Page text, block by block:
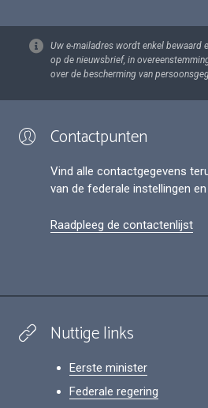
Uw e-mailadres wordt enkel bewaard
op de nieuwsbrief, in
over de bescherming van
Contactpunten
Vind alle contactgegevens
van de federale instellingen
Raadpleeg de contactenlijst
Nuttige links
Eerste minister
Federale regering